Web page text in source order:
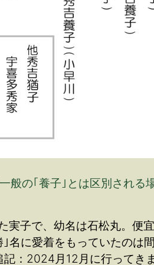
の｢養子｣とは区別される
子で、幼名は石松丸。便
に愛着をもっていたのは
：2024月12月に行ってきま